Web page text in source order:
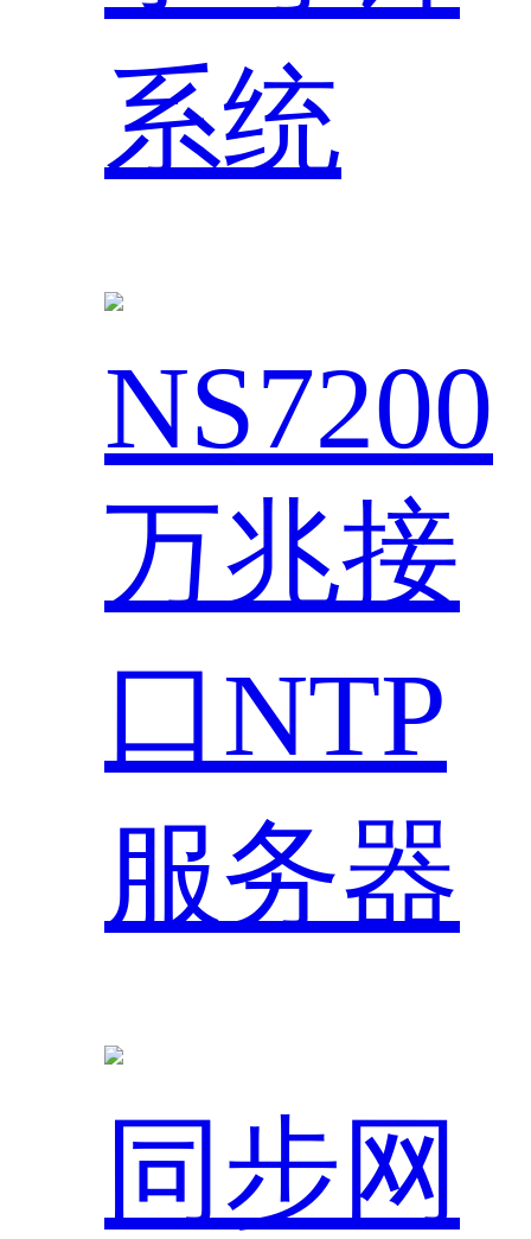
系统
NS7200
万兆接
口NTP
服务器
同步网